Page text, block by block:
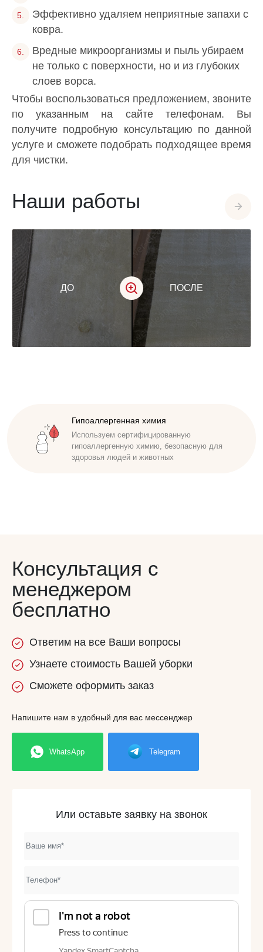
Эффективно удаляем неприятные запахи с
ковра.
Вредные микроорганизмы и пыль убираем
не только с поверхности, но и из глубоких
слоев ворса.
Чтобы воспользоваться предложением, звоните
по указанным на сайте телефонам. Вы
получите подробную консультацию по данной
услуге и сможете подобрать подходящее время
для чистки.
Наши работы
ДО ПОСЛЕ
Доступная стоимость
Удобные способы оплаты. Наличный,
безналичный расчет. Работаем по договору
Гипоаллергенная химия
Используем сертифицированную
гипоаллергенную химию, безопасную для
здоровья людей и животных
Консультация с
менеджером
бесплатно
Ответим на все Ваши вопросы
Узнаете стоимость Вашей уборки
Сможете оформить заказ
Напишите нам в удобный для вас мессенджер
WhatsApp Telegram
Или оставьте заявку на звонок